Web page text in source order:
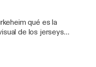
and use of
qué es la
libre femenil